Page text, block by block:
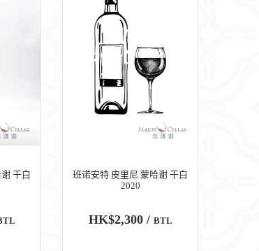
干白
班诺安特 皮里尼 蒙哈谢 干白
2020
HK$2,300 / BTL